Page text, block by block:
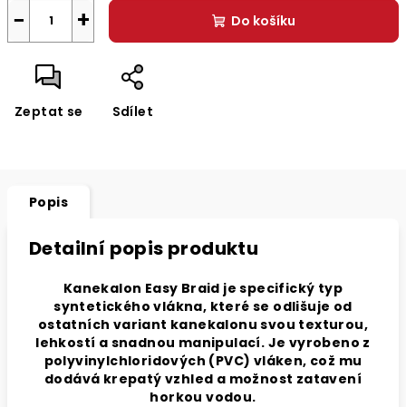
+
− Do košíku
Zeptat se Sdílet
Popis
Detailní popis produktu
Kanekalon Easy Braid je specifický typ
syntetického vlákna, které se odlišuje od
ostatních variant kanekalonu svou texturou,
lehkostí a snadnou manipulací. Je vyrobeno z
polyvinylchloridových (PVC) vláken, což mu
dodává krepatý vzhled a možnost zatavení
horkou vodou.